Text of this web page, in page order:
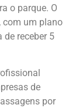
o parque. O
com um plano
de receber 5
de
por